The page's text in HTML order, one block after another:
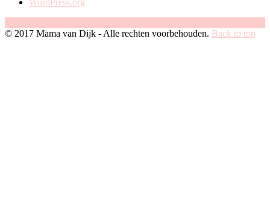
© 2017 Mama van Dijk - Alle rechten voorbehouden. Back to top